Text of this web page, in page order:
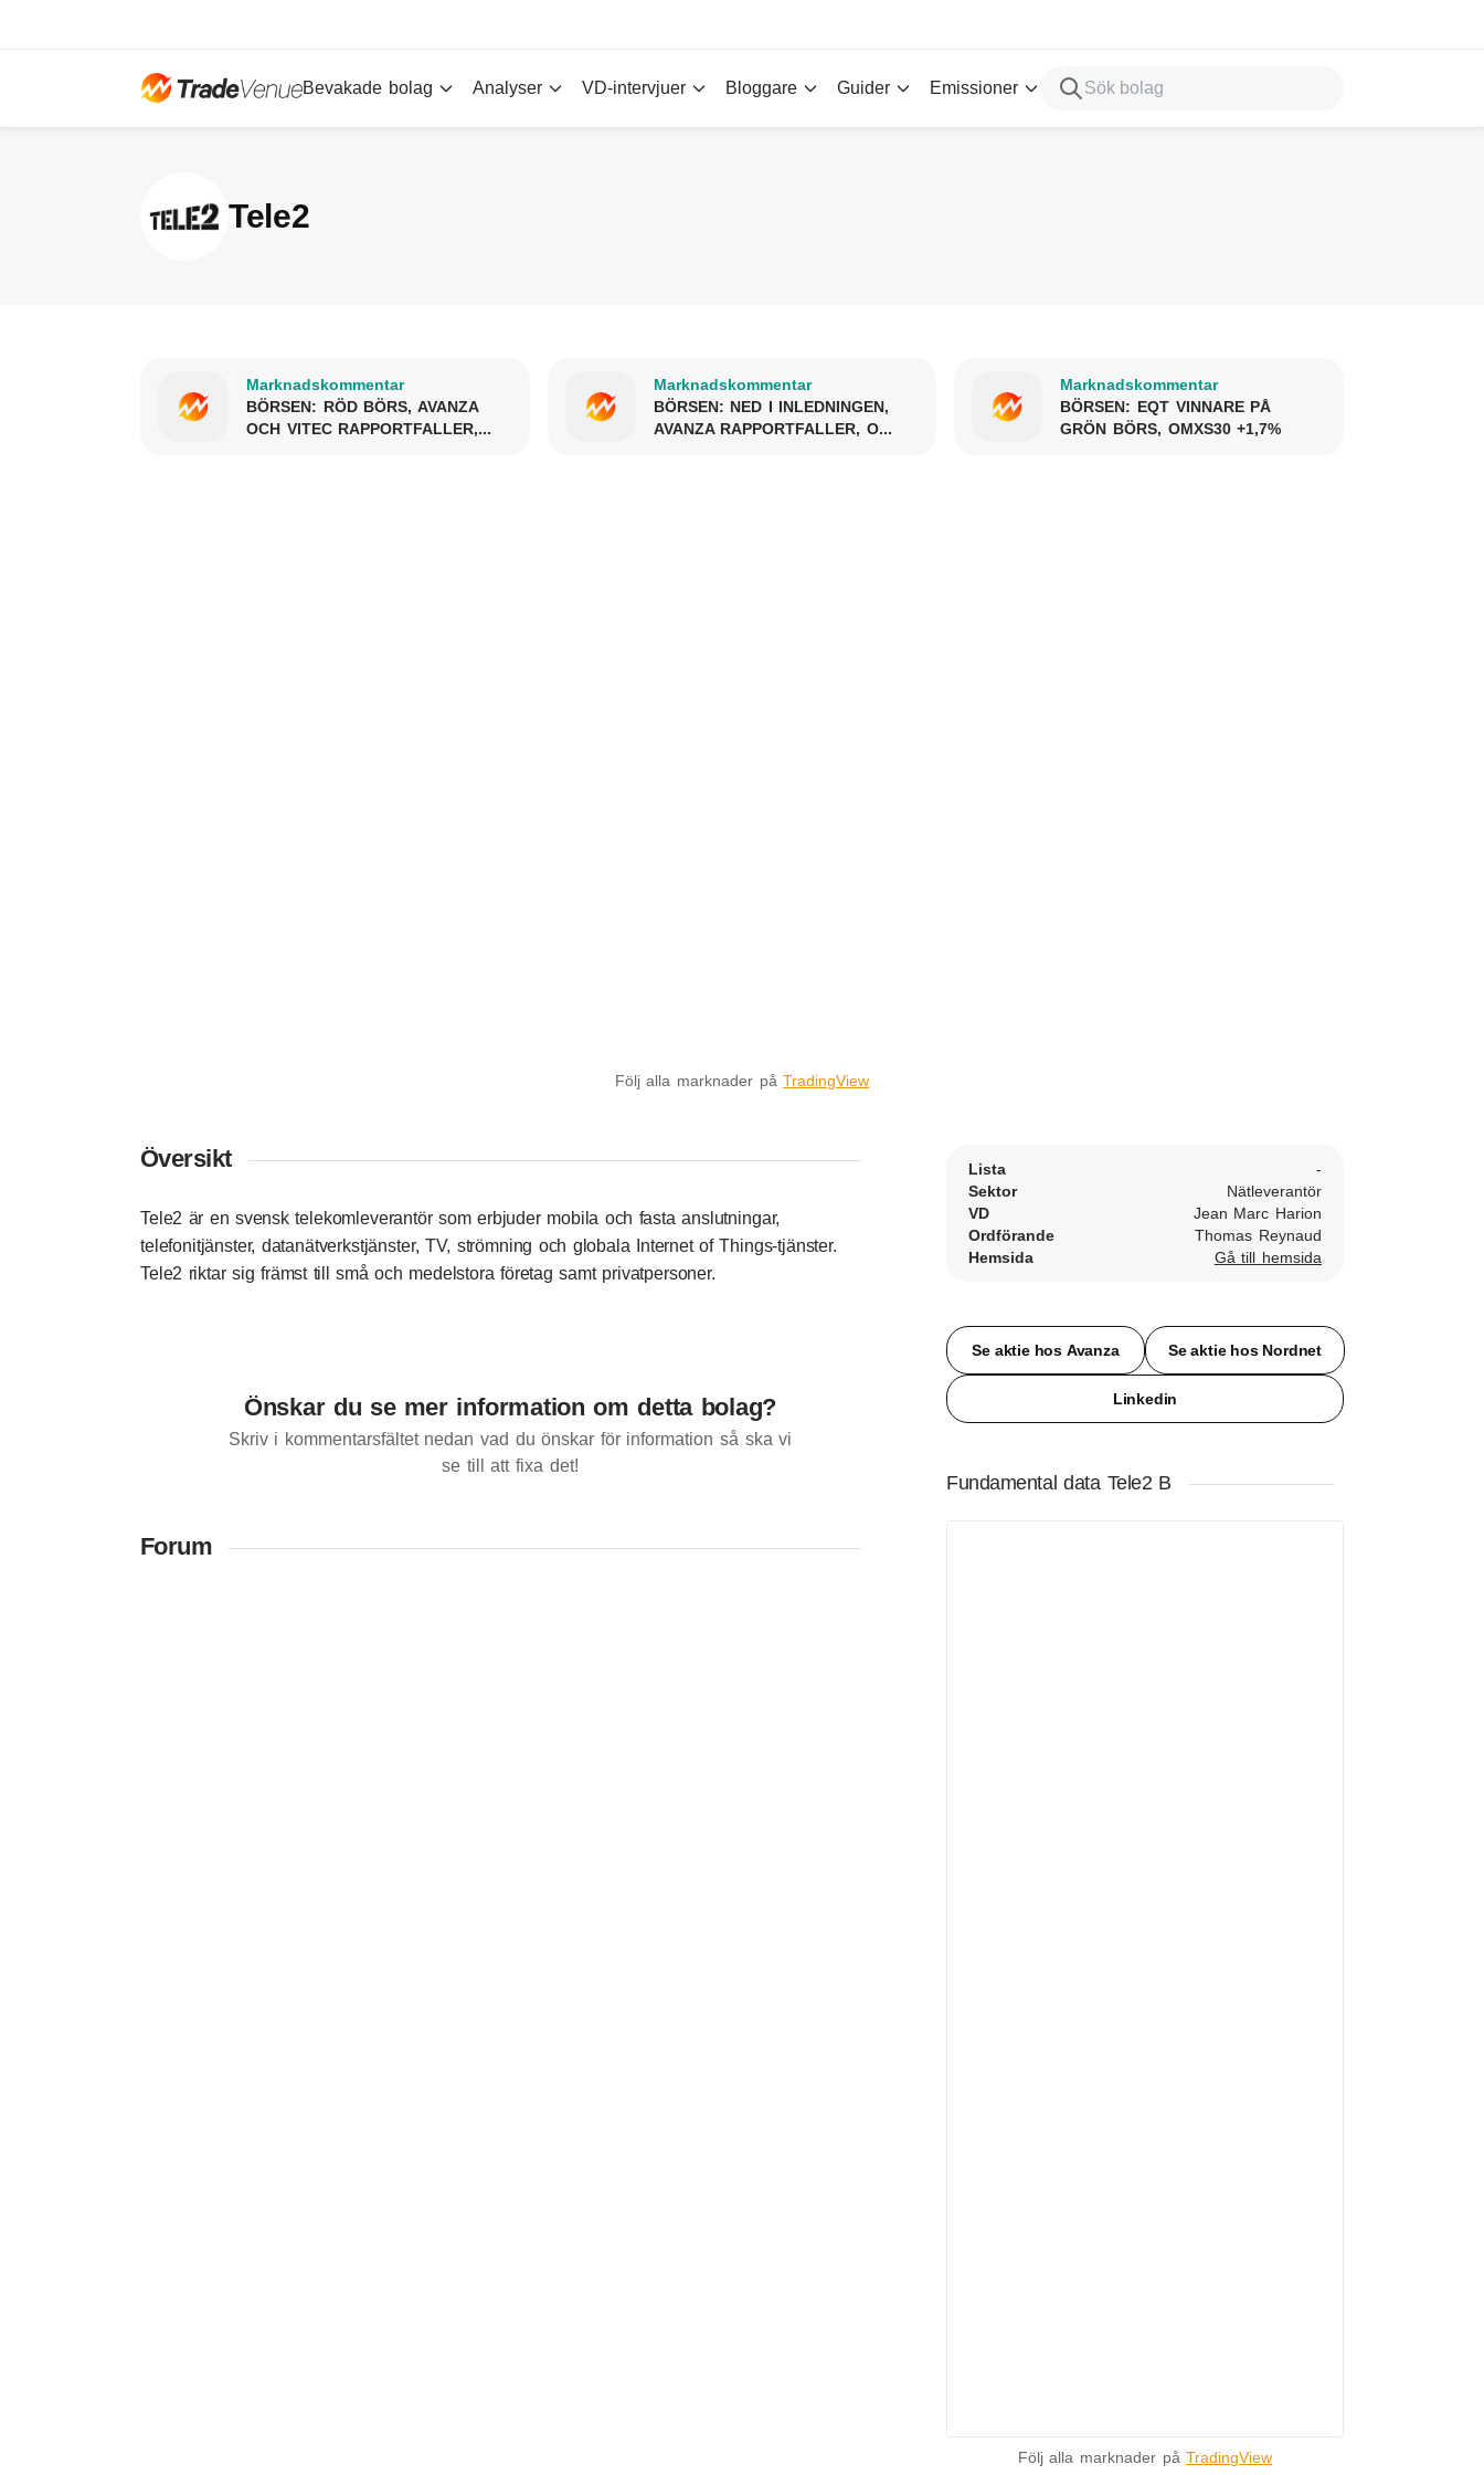
Bevakade bolag Analyser VD-intervjuer Bloggare Guider Emissioner
Tele2
Marknadskommentar
BÖRSEN: RÖD BÖRS, AVANZA
OCH VITEC RAPPORTFALLER,...
Marknadskommentar
BÖRSEN: NED I INLEDNINGEN,
AVANZA RAPPORTFALLER, O...
Marknadskommentar
BÖRSEN: EQT VINNARE PÅ
GRÖN BÖRS, OMXS30 +1,7%
Följ alla marknader påTradingView
Översikt
Tele2 är en svensk telekomleverantör som erbjuder mobila och fasta anslutningar,
telefonitjänster, datanätverkstjänster, TV, strömning och globala Internet of Things-tjänster.
Tele2 riktar sig främst till små och medelstora företag samt privatpersoner.
Önskar du se mer information om detta bolag?
Skriv i kommentarsfältet nedan vad du önskar för information så ska vi
se till att fixa det!
Forum
Lista
-
Sektor
Nätleverantör
VD
Jean Marc Harion
Ordförande
Thomas Reynaud
Hemsida
Gå till hemsida
Se aktie hos Avanza Se aktie hos Nordnet
Linkedin
Fundamental data Tele2 B
Följ alla marknader påTradingView